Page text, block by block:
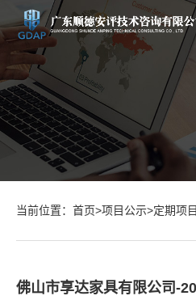
当前位置： 首页>项目公示>定期项目
佛山市享达家具有限公司-